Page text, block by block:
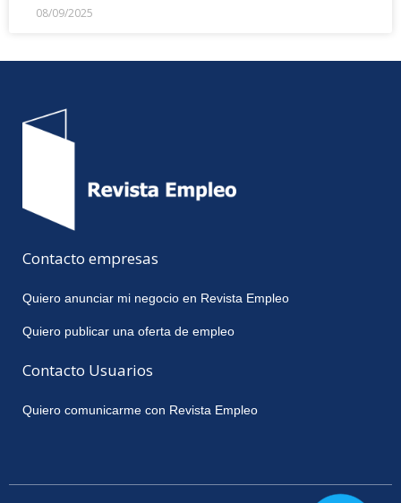
08/09/2025
Contacto empresas
Quiero anunciar mi negocio en Revista Empleo
Quiero publicar una oferta de empleo
Contacto Usuarios
Quiero comunicarme con Revista Empleo